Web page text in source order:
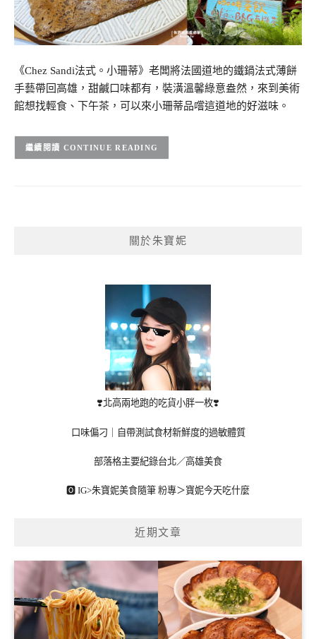
《Chez Sandi法式。小珊蒂》老闆將法國道地的鐵鍋法式薄餅
手藝帶回高雄，甜鹹口味都有，裝潢溫馨綠意盎然，來到美術
館想找輕食、下午茶，可以來小珊蒂品嚐這道地的好滋味。
CONTINUE READING
關於朱寶妮
❣️北高兩地跑的吃貨小胖一枚❣️
口味偏刁｜自帶測試食材新鮮度的過敏體質
部落格主要紀錄台北／高雄美食
🅾 IG>朱寶妮美食隨筆 粉專＞寶妮今天吃什麼
近期文章